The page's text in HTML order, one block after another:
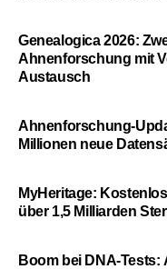
Genealogica 2026:
Ahnenforschung mit
Austausch
Ahnenforschung-
Millionen neue
MyHeritage:
über 1,5 Milliarden
Boom bei DNA-